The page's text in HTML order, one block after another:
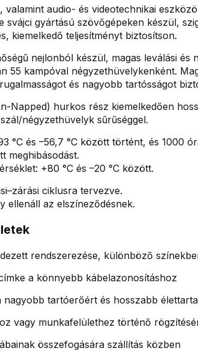
valamint audio- és videotechnikai
svájci gyártású szövőgépeken készül,
kiemelkedő teljesítményt biztosítson.
nejlonból készül, magas leválási
55 kampóval négyzethüvelykenként.
és nagyobb tartósságot
Napped) hurkos rész kiemelkedően
négyzethüvelyk sűrűséggel.
°C és –56,7 °C között történt, és 1000
meghibásodást.
+80 °C és –20 °C között.
ciklusra tervezve.
ellenáll az elszíneződésnek.
rendszerezése, különböző
a könnyebb kábelazonosításhoz
nagyobb tartóerőért és hosszabb
vagy munkafelülethez történő
összefogására szállítás közben